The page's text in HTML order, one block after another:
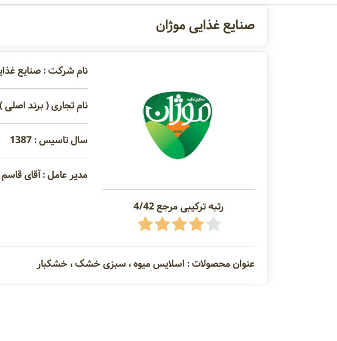
صنایع غذایی موژان
رتبه ترکیبی مرجع 4/42
نام شرکت : صنایع
نام تجاری ( برند اصلی
سال تاسیس : 1387
مدیر عامل : آقای
عنوان محصولات : اسلایس میوه ، سبزی خشک ، خشکبار